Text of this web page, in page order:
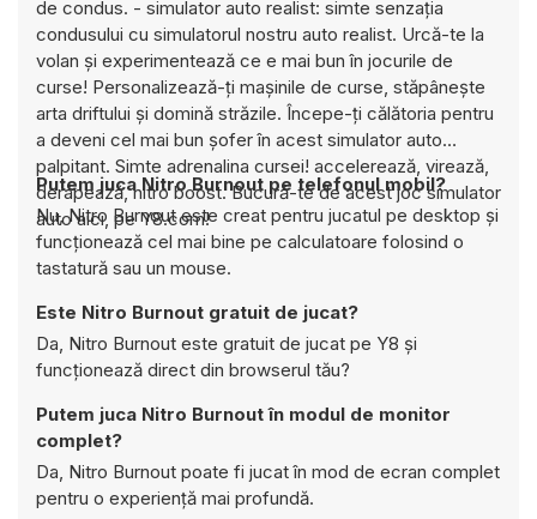
de condus. - simulator auto realist: simte senzația
condusului cu simulatorul nostru auto realist. Urcă-te la
volan și experimentează ce e mai bun în jocurile de
curse! Personalizează-ți mașinile de curse, stăpânește
arta driftului și domină străzile. Începe-ți călătoria pentru
a deveni cel mai bun șofer în acest simulator auto
palpitant. Simte adrenalina cursei! accelerează, virează,
derapează, nitro boost. Bucură-te de acest joc simulator
auto aici, pe Y8.com!
Putem juca Nitro Burnout pe telefonul mobil?
Nu, Nitro Burnout este creat pentru jucatul pe desktop și
funcționează cel mai bine pe calculatoare folosind o
tastatură sau un mouse.
Este Nitro Burnout gratuit de jucat?
Da, Nitro Burnout este gratuit de jucat pe Y8 și
funcționează direct din browserul tău?
Putem juca Nitro Burnout în modul de monitor
complet?
Da, Nitro Burnout poate fi jucat în mod de ecran complet
pentru o experiență mai profundă.